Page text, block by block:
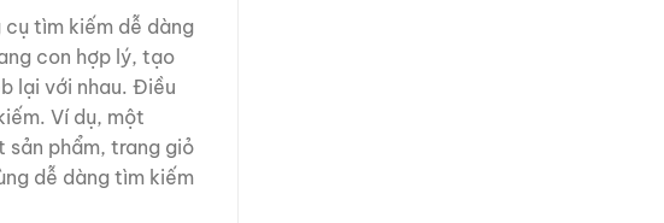
tìm kiếm dễ dàng
con hợp lý, tạo
lại với nhau. Điều
Ví dụ, một
sản phẩm, trang giỏ
dễ dàng tìm kiếm